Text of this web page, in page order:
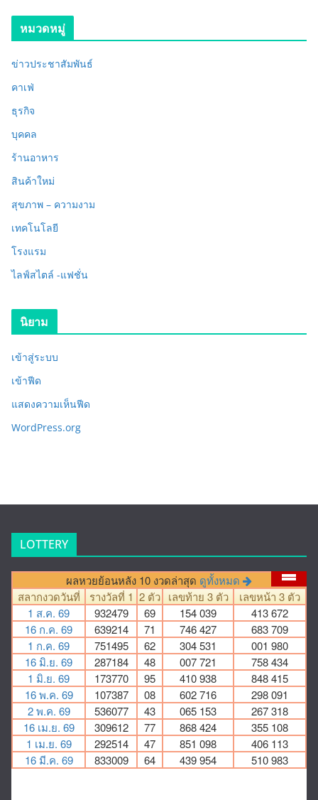
หมวดหมู่
ข่าวประชาสัมพันธ์
คาเฟ่
ธุรกิจ
บุคคล
ร้านอาหาร
สินค้าใหม่
สุขภาพ – ความงาม
เทคโนโลยี
โรงแรม
ไลฟ์สไตล์ -แฟชั่น
นิยาม
เข้าสู่ระบบ
เข้าฟีด
แสดงความเห็นฟีด
WordPress.org
LOTTERY